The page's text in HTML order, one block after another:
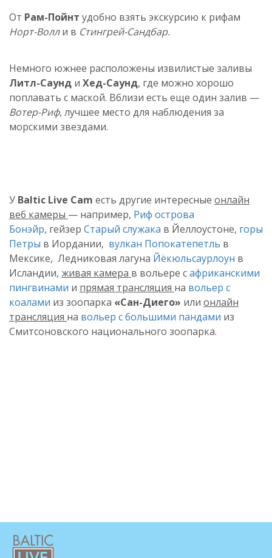
От Рам-Пойнт удобно взять экскурсию к рифам
Норт-Волли в Стингрей-Сандбар.
Немного южнее расположены извилистые заливы
Литл-Саунд и Хед-Саунд, где можно хорошо
поплавать с маской. Вблизи есть еще один залив —
Вотер-Риф, лучшее место для наблюдения за
морскими звездами.
У Baltic Live Cam есть другие интересные онлайн
веб камеры — например, Риф острова
Бонэйр, гейзер Старый служака в Йеллоустоне, горы
Петры в Иордании, вулкан Попокатепетль в
Мексике, Ледниковая лагуна Йёкюльсаурлоун в
Исландии, живая камера в вольере сафриканскими
пингвинами и прямая трансляция на вольер с
коалами из зоопарка «Сан-Диего» или онлайн
трансляция на вольер с большими пандами из
Смитсоновского национального зоопарка.